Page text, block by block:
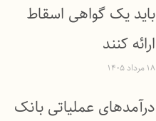
باید یک گواهی اسقاط
ارائه کنند
۱۸ مرداد ۱۴۰۵
درآمدهای عملیاتی بانک